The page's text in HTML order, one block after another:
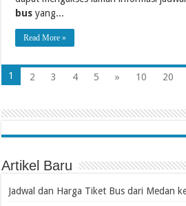
bus yang...
Read More »
1 2 3 4 5 » 10 20
Artikel Baru
Jadwal dan Harga Tiket Bus dari Medan